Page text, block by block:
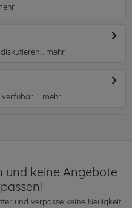
mehr
mehr
und keine Angebote
und verpasse keine Neuigkeit